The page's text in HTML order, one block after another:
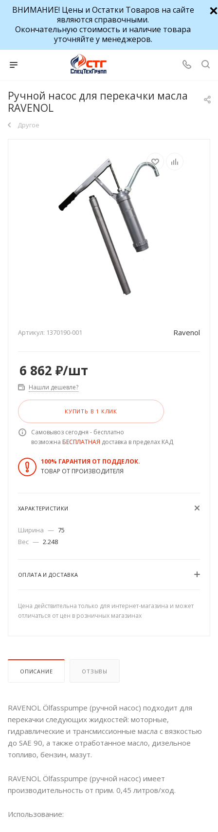
ВНИМАНИЕ! Цены и Остатки Товаров на сайте
являются справочными.
Окончательную стоимость и наличие товара
уточняйте у менеджеров.
Ручной насос для перекачки масла
RAVENOL
Другое
Артикул: 1370190-001 Ravenol
6 862 ₽/шт
Нашли дешевле?
КУПИТЬ В 1 КЛИК
Самовывоз сегодня - бесплатно
возможна БЕСПЛАТНАЯ доставка в пределах КАД
100% ГАРАНТИЯ ОТ ПОДДЕЛОК.
ТОВАР ОТ ПРОИЗВОДИТЕЛЯ
ХАРАКТЕРИСТИКИ
Ширина — 75
Вес — 2.248
ОПЛАТА И ДОСТАВКА
Цена действительна только для интернет-магазина и может
отличаться от цен в розничных магазинах
ОПИСАНИЕ ОТЗЫВЫ
RAVENOL Ölfasspumpe (ручной насос) подходит для
перекачки следующих жидкостей: моторные,
гидравлические и трансмиссионные масла с вязкостью
до SAE 90, а также отработанное масло, дизельное
топливо, бензин, мазут.
RAVENOL Ölfasspumpe (ручной насос) имеет
производительность от прим. 0,45 литров/ход.
Использование: